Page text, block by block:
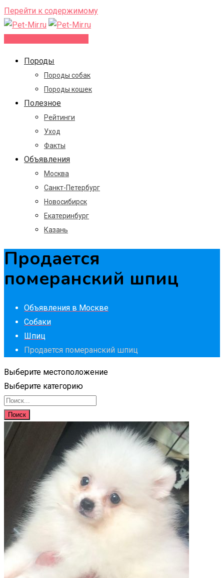
Перейти к содержимому
Породы
Породы собак
Породы кошек
Полезное
Рейтинги
Уход
Факты
Объявления
Москва
Санкт-Петербург
Новосибирск
Екатеринбург
Казань
Продается
померанский шпиц
Объявления в Москве
Собаки
Шпиц
Продается померанский шпиц
Выберите местоположение
Выберите категорию
Поиск